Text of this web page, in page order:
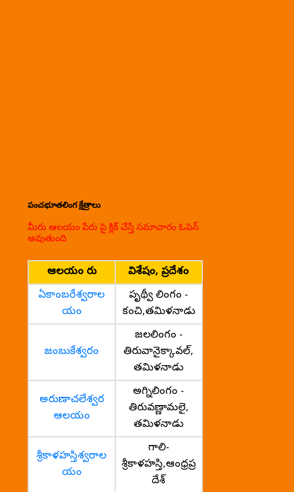
పంచభూతలింగ క్షేత్రాలు
మీరు ఆలయం పేరు పై క్లిక్ చేస్తే సమాచారం ఓపెన్
అవుతుంది
ఆలయం పేరు
విశేషం, ప్రదేశం
ఏకాంబరేశ్వరాల
యం
పృథ్వీ లింగం -
కంచి,తమిళనాడు
జంబుకేశ్వరం
జలలింగం -
తిరువానైక్కావల్,
తమిళనాడు
అరుణాచలేశ్వర
ఆలయం
అగ్నిలింగం -
తిరువణ్ణామలై,
తమిళనాడు
శ్రీకాళహస్తిశ్వరాల
యం
గాలి-
శ్రీకాళహస్తి,ఆంధ్రప్ర
దేశ్